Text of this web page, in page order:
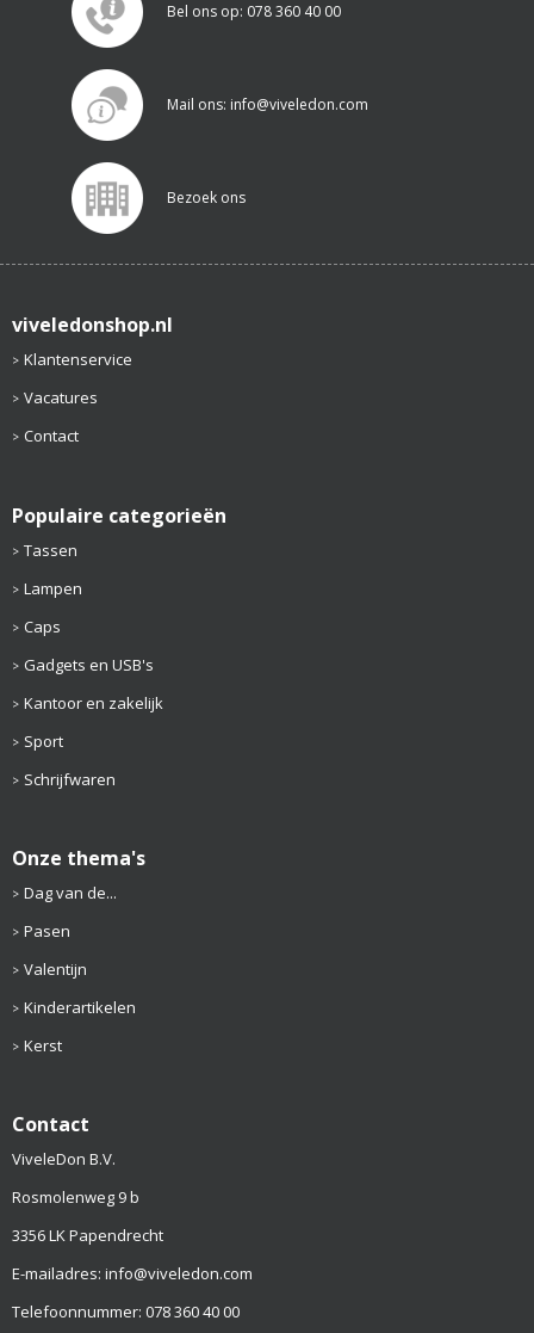
Bel ons op: 078 360 40 00
Mail ons: info@viveledon.com
Bezoek ons
viveledonshop.nl
Klantenservice
Vacatures
Contact
Populaire categorieën
Tassen
Lampen
Caps
Gadgets en USB's
Kantoor en zakelijk
Sport
Schrijfwaren
Onze thema's
Dag van de...
Pasen
Valentijn
Kinderartikelen
Kerst
Contact
ViveleDon B.V.
Rosmolenweg 9 b
3356 LK Papendrecht
E-mailadres: info@viveledon.com
Telefoonnummer: 078 360 40 00